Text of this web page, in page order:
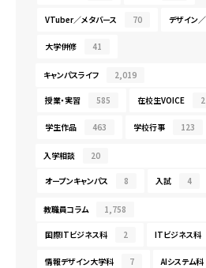
VTuber／メタバース 70 デザイン
大学併修 41
キャンパスライフ 2,019
授業・実習 585 在校生VOICE
学生作品 463 学校行事 123
入学相談 20
オープンキャンパス 8 入試 4
教職員コラム 1,758
国際ITビジネス科 2 ITビジネス科
情報デザイン大学科 7 AIシステム科